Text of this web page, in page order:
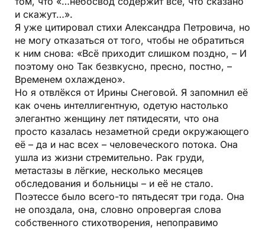
и скажут…».
Я уже цитировал стихи Александра Петровича, но
не могу отказаться от того, чтобы не обратиться
к ним снова: «Всё приходит слишком поздно, – И
поэтому оно Так безвкусно, пресно, постно, –
Временем охлаждено».
Но я отвлёкся от Ирины Снеговой. Я запомнил её
как очень интеллигентную, одетую настолько
элегантно женщину лет пятидесяти, что она
просто казалась незаметной среди окружающего
её – да и нас всех – человеческого потока. Она
ушла из жизни стремительно. Рак груди,
метастазы в лёгкие, несколько месяцев
обследования и больницы – и её не стало.
Поэтессе было всего-то пятьдесят три года. Она
не опоздала, она, словно опровергая слова
собственного стихотворения, непоправимо